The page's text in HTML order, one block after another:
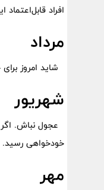
افراد
مرداد
شاید امروز
شهریور
عجول نباش.
خودخواهی رسید.
مهر